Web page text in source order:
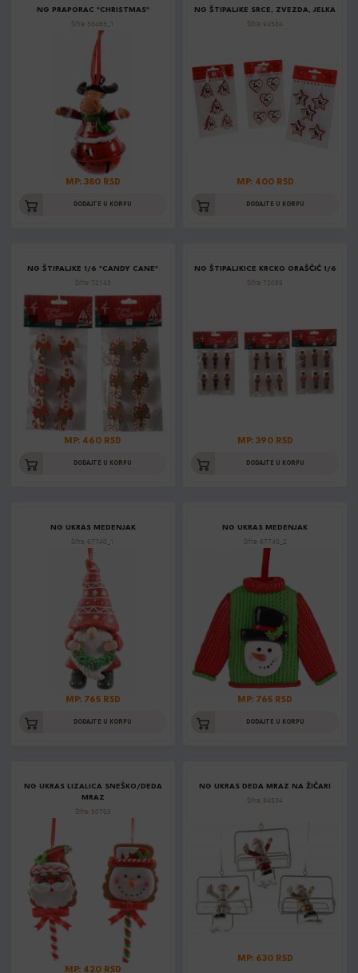
NG PRAPORAC "CHRISTMAS"
Šifra: 38463_1
MP: 380 RSD
DODAJTE U KORPU
NG ŠTIPALJKE SRCE, ZVEZDA, JELKA
Šifra: 94584
MP: 400 RSD
DODAJTE U KORPU
NG ŠTIPALJKE 1/6 "CANDY CANE"
Šifra: 72143
MP: 460 RSD
DODAJTE U KORPU
NG ŠTIPALJKICE KRCKO ORAŠČIĆ 1/6
Šifra: 72099
MP: 390 RSD
DODAJTE U KORPU
NG UKRAS MEDENJAK
Šifra: 67740_1
MP: 765 RSD
DODAJTE U KORPU
NG UKRAS MEDENJAK
Šifra: 67740_2
MP: 765 RSD
DODAJTE U KORPU
NG UKRAS LIZALICA SNEŠKO/DEDA
MRAZ
Šifra: 90703
MP: 420 RSD
NG UKRAS DEDA MRAZ NA ŽIČARI
Šifra: 94534
MP: 630 RSD